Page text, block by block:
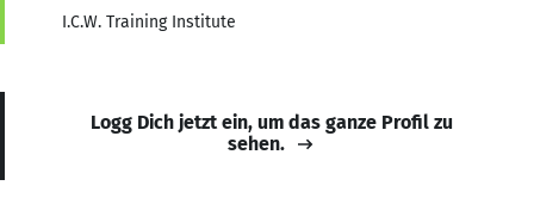
I.C.W. Training Institute
Logg Dich jetzt ein, um das ganze Profil zu
sehen.